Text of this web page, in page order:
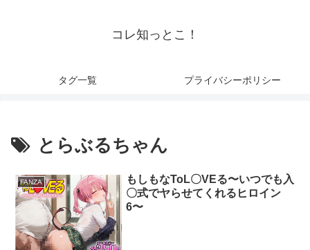
コレ知っとこ！
タグ一覧 プライバシーポリシー
とらぶるちゃん
FANZA
もしもなToL〇VEる〜いつでも入
〇式でヤらせてくれるヒロイン
6〜